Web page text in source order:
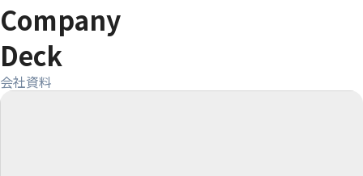
Company
Deck
会社資料